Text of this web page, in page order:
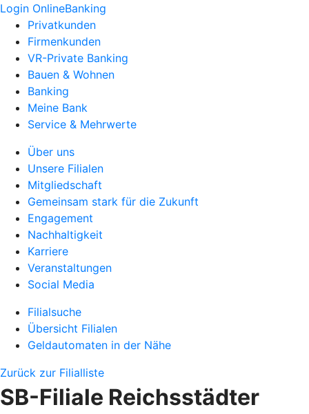
Login OnlineBanking
Privatkunden
Firmenkunden
VR-Private Banking
Bauen & Wohnen
Banking
Meine Bank
Service & Mehrwerte
Über uns
Unsere Filialen
Mitgliedschaft
Gemeinsam stark für die Zukunft
Engagement
Nachhaltigkeit
Karriere
Veranstaltungen
Social Media
Filialsuche
Übersicht Filialen
Geldautomaten in der Nähe
Zurück zur Filialliste
SB-Filiale Reichsstädter